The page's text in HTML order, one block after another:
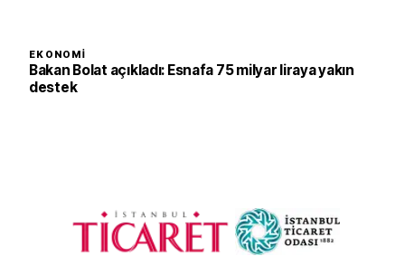
EKONOMI
Bakan Bolat açıkladı: Esnafa 75 milyar liraya yakın
destek